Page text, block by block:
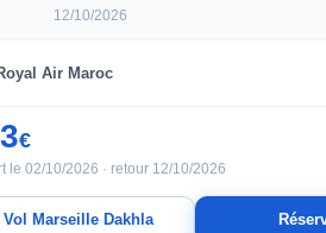
12/10/2026
Air Maroc
€
le 02/10/2026 · retour 12/10/2026
Vol Marseille Dakhla